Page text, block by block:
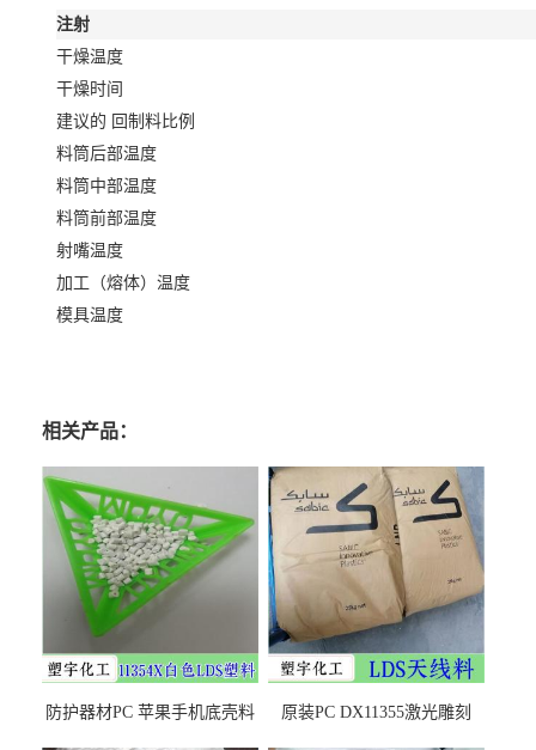
注射
干燥温度
干燥时间
建议的 回制料比例
料筒后部温度
料筒中部温度
料筒前部温度
射嘴温度
加工（熔体）温度
模具温度
相关产品：
防护器材PC 苹果手机底壳料
原装PC DX11355激光雕刻